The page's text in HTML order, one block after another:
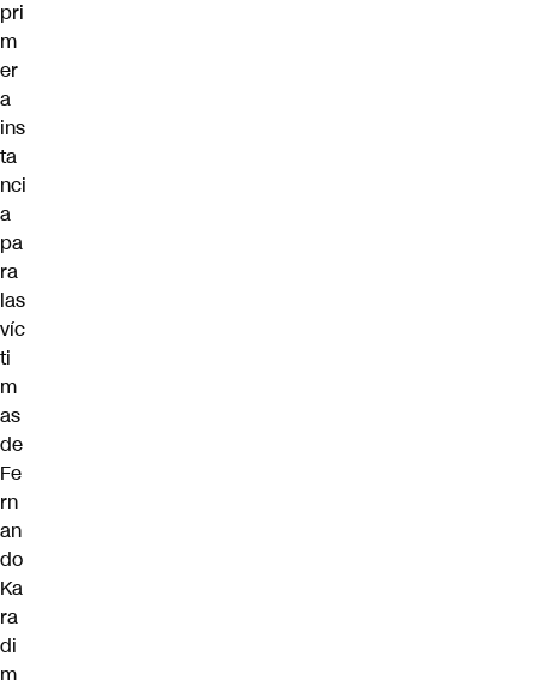
pri
m
er
a
ins
ta
nci
a
pa
ra
las
víc
ti
m
as
de
Fe
rn
an
do
Ka
ra
di
m